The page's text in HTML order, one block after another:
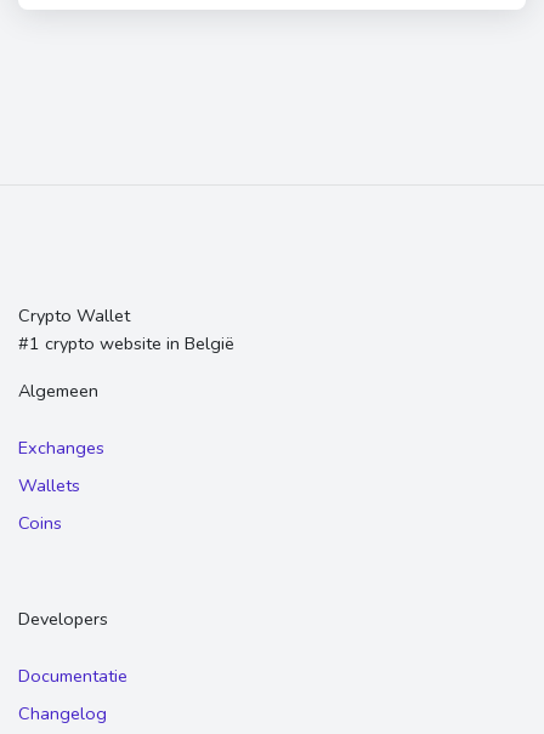
Crypto Wallet
#1 crypto website in België
Algemeen
Exchanges
Wallets
Coins
Developers
Documentatie
Changelog